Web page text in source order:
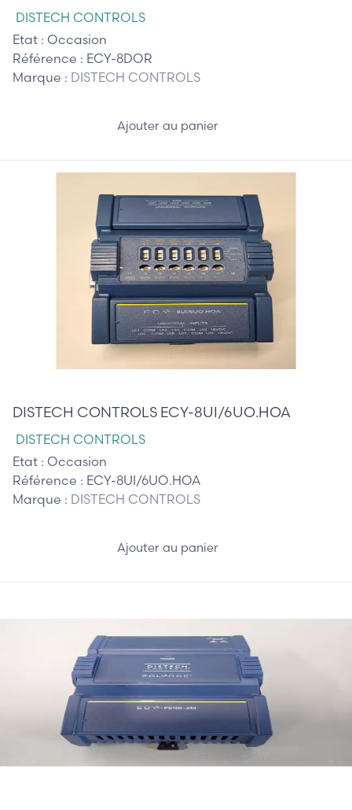
DISTECH CONTROLS
Etat : Occasion
Référence : ECY-8DOR
Marque : DISTECH CONTROLS
Ajouter au panier
DISTECH CONTROLS ECY-8UI/6UO.HOA
DISTECH CONTROLS
Etat : Occasion
Référence : ECY-8UI/6UO.HOA
Marque : DISTECH CONTROLS
Ajouter au panier